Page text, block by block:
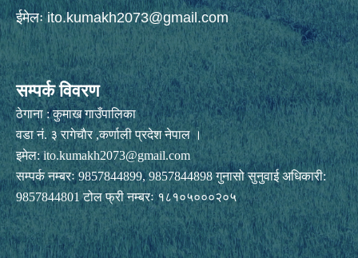
ईमेलःito.kumakh2073@gmail.com
सम्पर्क विवरण
ठेगाना : कुमाख गाउँपालिका
वडा नं. ३ रागेचाैर ,कर्णाली प्रदेश नेपाल ।
इमेल:ito.kumakh2073@gmail.com
सम्पर्क नम्बरः 9857844899, 9857844898 गुनासो सुनुवाई अधिकारी:
9857844801 टोल फ्री नम्बरः १८१०५०००२०५